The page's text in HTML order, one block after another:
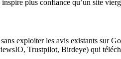
plus confiance qu’un site
exploiter les avis existants sur
Trustpilot, Birdeye) qui